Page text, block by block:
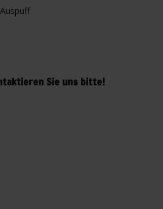
Sie uns bitte!